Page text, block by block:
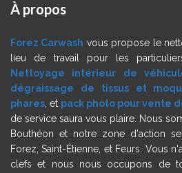
À propos
Forez Carwash vous propose le
lieu de travail pour les
Nettoyage intérieur de
dégraissage de tissus et
phares, et pack photo pour vente
de service saura vous plaire. Nous
Bouthéon et notre zone d'action
Forez, Saint-Étienne, et Feurs. Vous
clefs et nous nous occupons de